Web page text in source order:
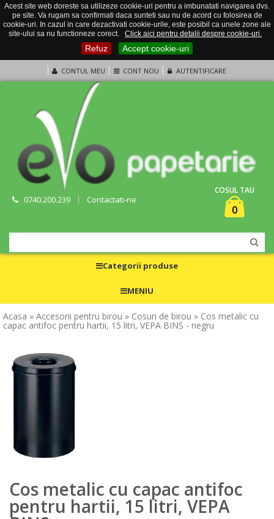
Acest site web doreste sa utilizeze cookie-uri pentru a imbunatati navigarea dvs.
pe site. Va rugam sa confirmati daca sunteti sau nu de acord cu folosirea de
cookie-uri. In cazul in care dezactivati cookie-urile, este posibil ca unele zone ale
site-ului sa nu functioneze corect.
Click aici pentru detalii despre cookie-uri.
Refuz Accept cookie-uri
CONTUL MEU CONT NOU AUTENTIFICARE
0740.200.239 Contactati-ne
COSUL TAU
0
Categorii produse
MENIU
Acasa » Accesorii pentru birou » Cosuri de birou » Cos metalic cu
capac antifoc pentru hartii, 15 litri, VEPA BINS - negru
Cos metalic cu capac antifoc
pentru hartii, 15 litri, VEPA